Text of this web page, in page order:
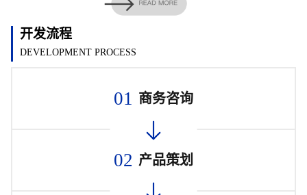
开发流程
DEVELOPMENT PROCESS
01 商务咨询
02 产品策划